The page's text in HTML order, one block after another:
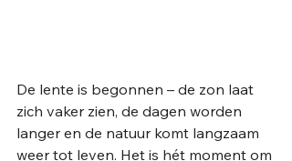
De lente is begonnen – de zon laat
zich vaker zien, de dagen worden
langer en de natuur komt langzaam
weer tot leven. Het is hét moment om